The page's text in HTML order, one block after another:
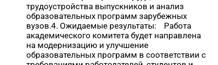
трудоустройства выпускников и анализ
образовательных программ зарубежных
вузов.4. Ожидаемые результаты: Работа
академического комитета будет направлена
на модернизацию и улучшение
образовательных программ в соответствии с